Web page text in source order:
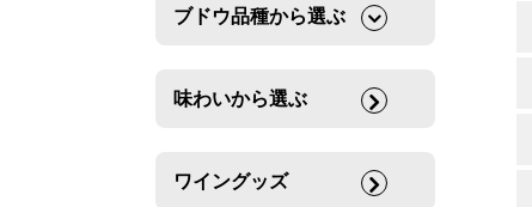
ブドウ品種から選ぶ
味わいから選ぶ
ワイングッズ